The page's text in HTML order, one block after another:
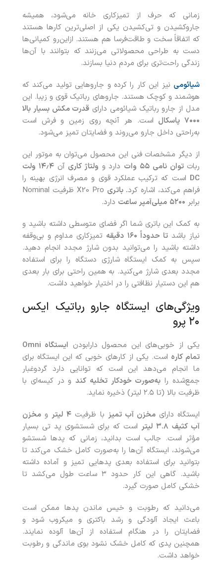
زمانی که حرف از تمیزکاری خانه می‌شود، همیشه
جاروکشیدن و تی‌کشیدن یکی از اصلی‌ترین کارها هستند
که اتفاقاً سخت و طاقت‌فرسا هم هستند. ازاین‌رو کمپانی‌ها
دست به طراحی محصولاتی می‌زنند که بتوانند با آن‌ها
زندگی راحت‌تری برای مردم دنیا بسازند.
شیائومی نیز این کار را کرده و جاروهایی تولید می‌کند که
هوشمند و کوچک هستند. جاروهای رباتیک قوی و زیبا. این
مدل از جارو رباتیک شیائومی دارای قدرت مکش بسیار بالا
۷۰۰۰پاسکال است. هر آنچه روی زمین و فرش است
به‌راحتی داخل جارو می‌روند و فضایتان تمیز می‌شود.
از دیگر مشخصات فنی این محصول می‌توان به موتور این
رباتتوان نامی ۵۵ وات دارد و ولتاژ کاری آن ۱۴٫۴
ولت
DC است که ترکیب عملکرد قوی و مصرف انرژی بهینه را
فراهم می‌کند، اشاره کرد. باتری
X20 Pro ظرفیت Nominal
برابر ۵۲۰۰ میلی‌آمپر ساعت دارد.
به کمک این باتری شما اگر فضای متوسطی داشته باشید و
نیاز باشدتا حدوداً ۱۶۰ دقیقه تمیزکاری مداوم و بی‌وقفه
داشته باشید را می‌توانید بدون شارژ مجدد انجام دهید.
سپس به کمک ایستگاه شارژی دستگاه را برای استفاده
مجدد بعدی شارژ می‌کنید. به همین راحتی برای بار بعدی
هم این دستیار نظافتی را در اختیار خواهید داشت.
ویژگی‌های ایستگاه جارو رباتیک ایکس
۲۰ پرو
یکی از خوبی‌های این محصول دارابودن ایستگاه
تمام کاره است. یکی از کارهای خوبی که این ایستگاه برای
ما انجام می‌دهد این است که توانایی دارد گردوغبار
جمع‌شده را به‌صورت خودکار تخلیه کندو در کیسه‌ای با
ظرفیت بالا (تا ۲.۵ لیتر) ذخیره نماید.
ایستگاه دارایمخزن آب تمیز با ظرفیت ۴ لیترو مخزن
آب کثیف ۳.۸ لیتر است که برای شستشوی پد تی بسیار
مؤثر است. جالب است بدانید، زمانی که پدها شستشو
می‌شوند، ایستگاه آن‌ها را به‌صورت کامل خشک می‌کند تا
بتوانید برای استفاده بعدی پدهایی تمیز و آماده داشته
باشید. گاهی این کار حدود ۳ ساعت طول می‌کشد تا
خشکی کامل صورت گیرد.
می‌دانید که رطوبت و خیس ماندن پدها ممکن است
باعث ایجاد آلودگی و رشد باکتری و میکروب شود و
فضایتان را در هنگام استفاده از آن‌ها آلوده نمایند.
همچنین پدی که کامل خشک نشود بوی ماندگی و رطوبت
خواهد داشت.